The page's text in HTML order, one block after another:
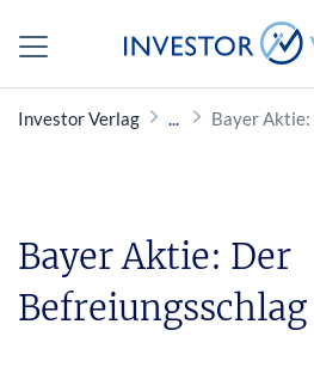
Investor Verlag Bayer Aktie:
Bayer Aktie: Der
Befreiungsschlag